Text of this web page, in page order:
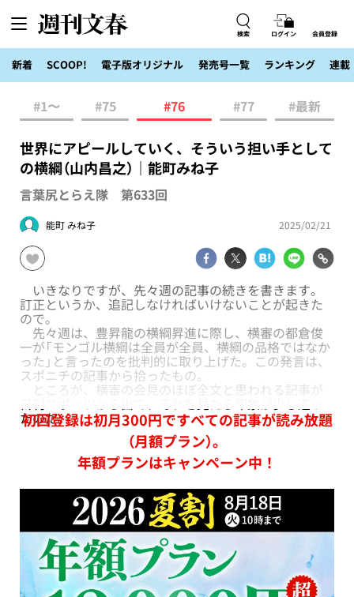
検索 ログイン 会員登録
新着 SCOOP! 電子版オリジナル 発売号一覧 ランキング 連載
#1〜 #75 #76 #77 #最新
世界にアピールしていく、そういう担い手として
の横綱（山内昌之）｜能町みね子
言葉尻とらえ隊 第633回
能町 みね子 2025/02/21
いきなりですが、先々週の記事の続きを書きます。
訂正というか、追記しなければいけないことが起きた
ので。
先々週は、豊昇龍の横綱昇進に際し、横審の都倉俊
一が「モンゴル横綱は全員が全員、横綱の品格ではなか
った」と言ったのを批判的に取り上げた。この発言は、
スポニチの記事から拾ったもの。
ところが、横審の会見のほぼ全文と思われる記事が
たのだ。
初回登録は初月300円ですべての記事が読み放題
（月額プラン）。
年額プランはキャンペーン中！